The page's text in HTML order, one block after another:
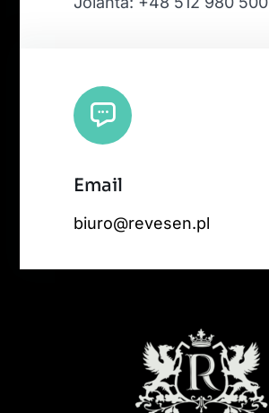
Email
biuro@revesen.pl